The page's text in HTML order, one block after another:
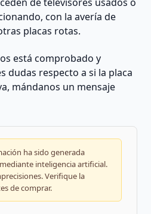
con la avería de
placas rotas.
está comprobado y
dudas respecto a si la placa
mándanos un mensaje
ha sido generada
inteligencia artificial.
Verifique la
de comprar.